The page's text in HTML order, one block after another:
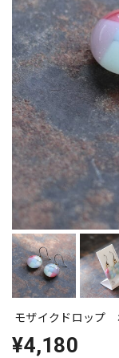
モザイクドロップ
¥4,180